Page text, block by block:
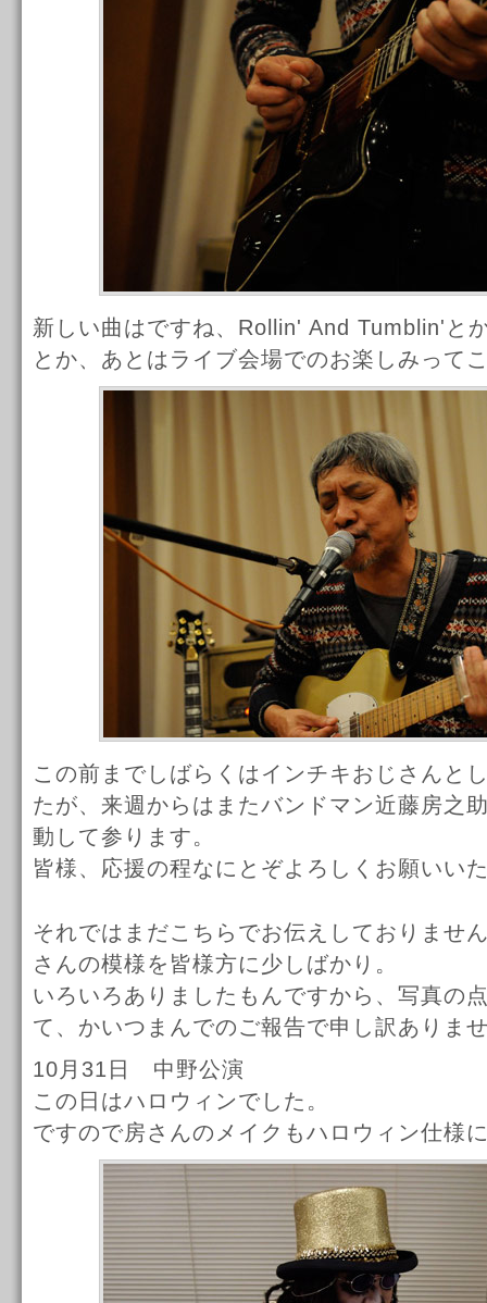
新しい曲はですね、Rollin' And Tumblin'と
とか、あとはライブ会場でのお楽しみって
この前までしばらくはインチキおじさんと
たが、来週からはまたバンドマン近藤房之
動して参ります。
皆様、応援の程なにとぞよろしくお願いい
それではまだこちらでお伝えしておりませ
さんの模様を皆様方に少しばかり。
いろいろありましたもんですから、写真の
て、かいつまんでのご報告で申し訳ありま
10月31日 中野公演
この日はハロウィンでした。
ですので房さんのメイクもハロウィン仕様